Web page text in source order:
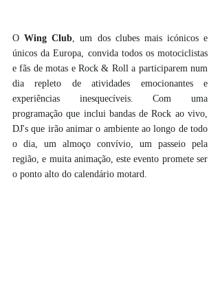
O Wing Club, um dos clubes mais icónicos e
únicos da Europa, convida todos os motociclistas
e fãs de motas e Rock & Roll a participarem num
dia repleto de atividades emocionantes e
experiências inesquecíveis. Com uma
programação que inclui bandas de Rock ao vivo,
DJ's que irão animar o ambiente ao longo de todo
o dia, um almoço convívio, um passeio pela
região, e muita animação, este evento promete ser
o ponto alto do calendário motard.